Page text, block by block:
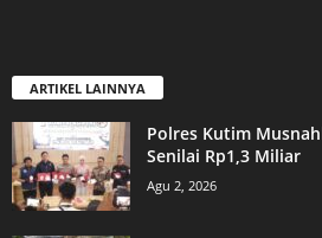
ARTIKEL LAINNYA
Polres Kutim
Senilai Rp1,3 Miliar
Agu 2, 2026